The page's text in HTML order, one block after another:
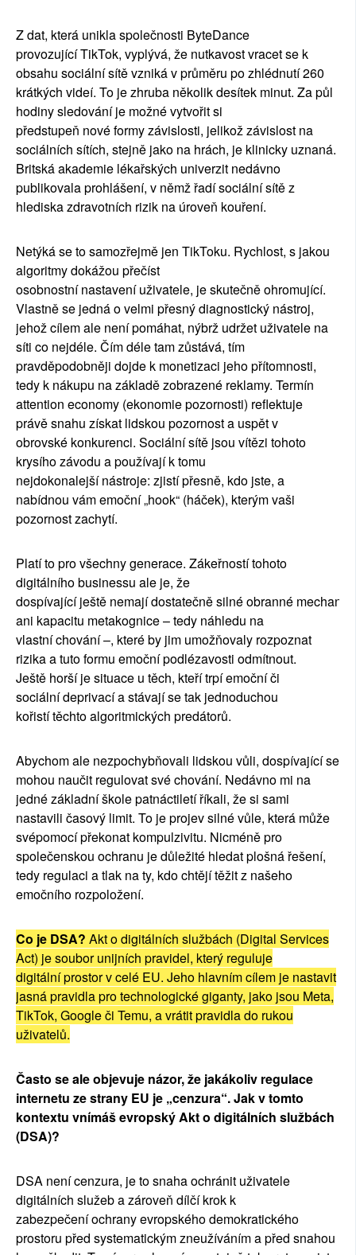
Z dat, která unikla společnosti ByteDance
provozujícíTikTok, vyplývá, že nutkavost vracet se k
obsahu sociálnísítěvznikáv průměru po zhlédnutí260
krátkých videí. To je zhruba několik desítek minut. Za půl
hodiny sledováníje možnévytvořit si
předstupeň novéformy závislosti, jelikožzávislost na
sociálních sítích, stejně jako na hrách, je klinicky uznaná.
Britskáakademie lékařských univerzit nedávno
publikovala prohlášení, v němž řadísociálnísítěz
hlediska zdravotních rizik na úroveň kouření.
Netýkáse to samozřejmě jen TikToku. Rychlost, s jakou
algoritmy dokážou přečíst
osobnostnínastaveníuživatele, je skutečněohromující.
Vlastněse jednáo velmi přesnýdiagnostický nástroj,
jehožcílem ale nenípomáhat, nýbrž udržet uživatele na
síti co nejdéle. Čím déle tam zůstává, tím
pravděpodobněji dojde k monetizaci jeho přítomnosti,
tedy k nákupu na základězobrazené reklamy. Termín
attention economy (ekonomie pozornosti) reflektuje
právěsnahu získat lidskou pozornost a uspět v
obrovské konkurenci. Sociálnísítě jsou vítězi tohoto
krysího závodu a používajík tomu
nejdokonalejšínástroje: zjistípřesně, kdo jste, a
nabídnou vám emoční „hook“ (háček), kterým vaši
pozornost zachytí.
Platíto pro všechny generace. Zákeřnostítohoto
digitálního businessu ale je, že
dospívajícíještě nemajídostatečněsilnéobranné
ani kapacitu metakognice–tedy náhledu na
vlastníchování –, kteréby jim umožňovaly rozpoznat
rizika a tuto formu emočnípodlézavosti odmítnout.
Ještě horšíje situace u těch, kteřítrpíemoční či
sociálnídeprivacía stávajíse tak jednoduchou
kořistítěchto algoritmických predátorů.
Abychom ale nezpochybňovali lidskou vůli, dospívajícíse
mohou naučit regulovat svéchování. Nedávno mi na
jednézákladní škole patnáctiletí říkali, že si sami
nastavili časový limit. To je projev silnévůle, která může
svépomocípřekonat kompulzivitu. Nicméněpro
společenskou ochranu je důležité hledat plošná řešení,
tedy regulaci a tlak na ty, kdo chtějítěžit z našeho
emočního rozpoložení.
Co je DSA? Akt o digitálních službách (Digital Services
Act) je soubor unijních pravidel, který reguluje
digitálníprostor v celé EU. Jeho hlavním cílem je nastavit
jasnápravidla pro technologickégiganty, jako jsou Meta,
TikTok, Googleči Temu, a vrátit pravidla do rukou
uživatelů.
Často se ale objevuje názor,že jakákoliv regulace
internetu ze strany EU je „cenzura“. Jak v tomto
kontextu vnímáševropskýAkt o digitálních službách
(DSA)?
DSA nenícenzura, je to snaha ochránit uživatele
digitálních služeb a zároveň dílčíkrok k
zabezpečeníochrany evropského demokratického
prostoru před systematickým zneužíváním a před snahou